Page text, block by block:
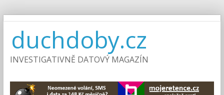
Skip
content
duchdoby.cz
INVESTIGATIVNĚ DATOVÝ MAGAZÍN